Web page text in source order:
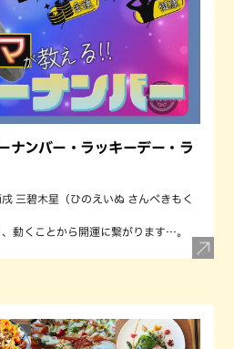
ナンバー・ラッキーデー・ラ
三碧木星（ひのえいぬ さんぺきもく
動くことから開運に繋がります…。